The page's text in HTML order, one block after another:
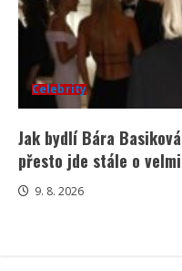
Celebrity
Jak bydlí Bára
přesto jde stále o
9. 8. 2026